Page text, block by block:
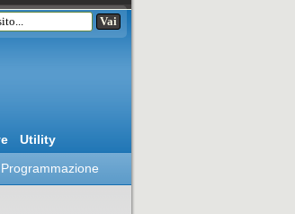
Utility
Programmazione